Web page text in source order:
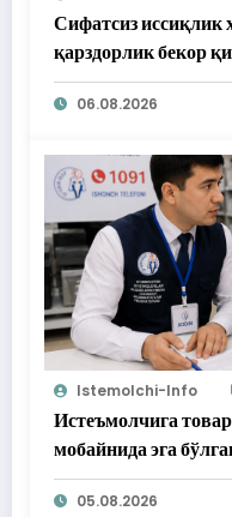
Сифатсиз иссиқлик
қарздорлик бекор
06.08.2026
Istemolchi-Info
Истеъмолчига
мобайнида эга
берилди
05.08.2026